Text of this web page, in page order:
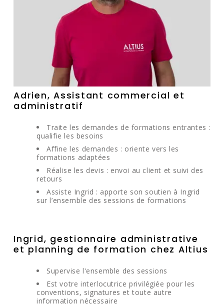
Adrien, Assistant commercial et
administratif
Traite les demandes de formations entrantes :
qualifie les besoins
Affine les demandes : oriente vers les
formations adaptées
Réalise les devis : envoi au client et suivi des
retours
Assiste Ingrid : apporte son soutien à Ingrid
sur l’ensemble des sessions de formations
Ingrid, gestionnaire administrative
et planning de formation chez Altius
Supervise l'ensemble des sessions
Est votre interlocutrice privilégiée pour les
conventions, signatures et toute autre
information nécessaire